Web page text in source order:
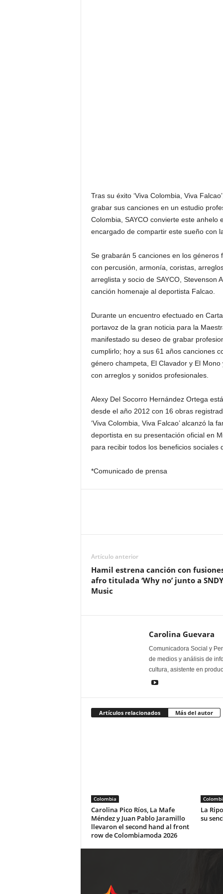
Tras su éxito ‘Viva Colombia, Viva
grabar sus canciones en un estudio
Colombia, SAYCO convierte este
encargado de compartir este sueño con
Se grabarán 5 canciones en los
con percusión, armonía, coristas,
arreglista y socio de SAYCO, Stevenson
canción homenaje al deportista Falcao.
Durante un encuentro efectuado en
portavoz de la gran noticia para la
manifestado su deseo de grabar
cumplirlo; hoy a sus 61 años canciones
género champeta, El Clavador y El
con arreglos y sonidos profesionales.
Alexy Del Socorro Hernández Ortega
desde el año 2012 con 16 obras
‘Viva Colombia, Viva Falcao’ alcanzó la
deportista en su presentación oficial en
para recibir todos los beneficios sociales
*Comunicado de prensa
Artículo anterior
Hamil estrena canción con
afro titulada ‘Why no’ junto a SNDY
Music
Carolina Guevara
Comunicadora Social y
de medios y análisis de
cultura, asistente en
Artículos relacionados Más del autor
Colombia
Carolina Pico Ríos, La Mafe
Méndez y Juan Pablo Jaramillo
llevaron el second hand al front
row de Colombiamoda 2026
La
su